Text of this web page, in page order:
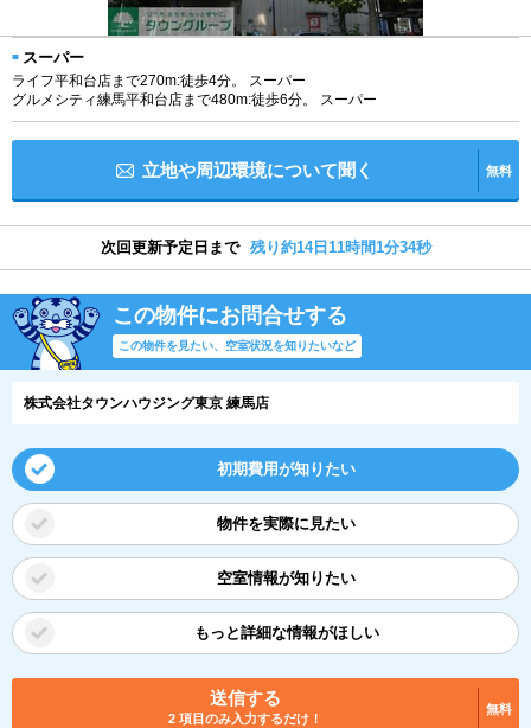
スーパー
ライフ平和台店まで270m:徒歩4分。 スーパー
グルメシティ練馬平和台店まで480m:徒歩6分。 スーパー
立地や周辺環境について聞く 無料
次回更新予定日まで 残り約14日11時間1分34秒
この物件にお問合せする
この物件を見たい、空室状況を知りたいなど
株式会社タウンハウジング東京 練馬店
初期費用が知りたい
物件を実際に見たい
空室情報が知りたい
もっと詳細な情報がほしい
送信する
2 項目のみ入力するだけ！
無料